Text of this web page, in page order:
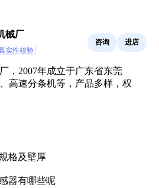
械厂
实性核验
咨询 进店
，2007年成立于广东省东莞
高速分条机等，产品多样，权
格及壁厚
器有哪些呢